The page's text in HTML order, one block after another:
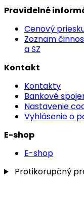
Pravidelné
Cenový
Zoznam
a SZ
Kontakt
Kontakty
Bankové
Nastavenie
Vyhlásenie o
E-shop
E-shop
Protikorupčný